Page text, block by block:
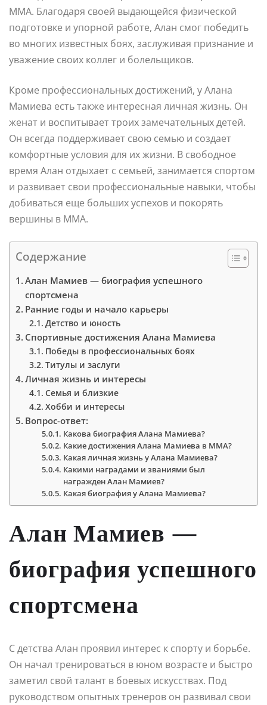
ММА. Благодаря своей выдающейся физической
подготовке и упорной работе, Алан смог победить
во многих известных боях, заслуживая признание и
уважение своих коллег и болельщиков.
Кроме профессиональных достижений, у Алана
Мамиева есть также интересная личная жизнь. Он
женат и воспитывает троих замечательных детей.
Он всегда поддерживает свою семью и создает
комфортные условия для их жизни. В свободное
время Алан отдыхает с семьей, занимается спортом
и развивает свои профессиональные навыки, чтобы
добиваться еще больших успехов и покорять
вершины в ММА.
Содержание
Алан Мамиев — биография успешного
спортсмена
Ранние годы и начало карьеры
Детство и юность
Спортивные достижения Алана Мамиева
Победы в профессиональных боях
Титулы и заслуги
Личная жизнь и интересы
Семья и близкие
Хобби и интересы
Вопрос-ответ:
Какова биография Алана Мамиева?
Какие достижения Алана Мамиева в MMA?
Какая личная жизнь у Алана Мамиева?
Какими наградами и званиями был
награжден Алан Мамиев?
Какая биография у Алана Мамиева?
Алан Мамиев —
биография успешного
спортсмена
С детства Алан проявил интерес к спорту и борьбе.
Он начал тренироваться в юном возрасте и быстро
заметил свой талант в боевых искусствах. Под
руководством опытных тренеров он развивал свои